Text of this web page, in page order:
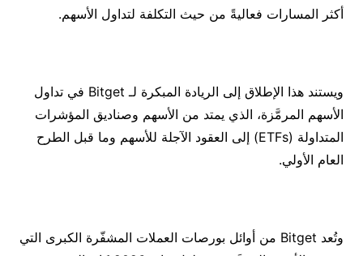
أكثر المسارات فعاليةً من حيث التكلفة لتداول الأسهم.
ويستند هذا الإطلاق إلى الريادة المبكرة لـ Bitget في تداول
الأسهم المرمَّزة، الذي يمتد من الأسهم وصناديق المؤشرات
المتداولة (ETFs) إلى العقود الآجلة للأسهم وما قبل الطرح
العام الأولي.
وتُعد Bitget من أوائل بورصات العملات المشفّرة الكبرى التي